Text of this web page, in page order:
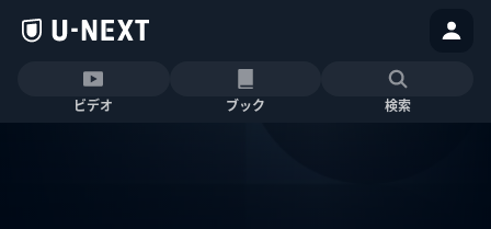
ビデオ ブック 検索